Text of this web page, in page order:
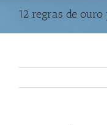
12 regras de